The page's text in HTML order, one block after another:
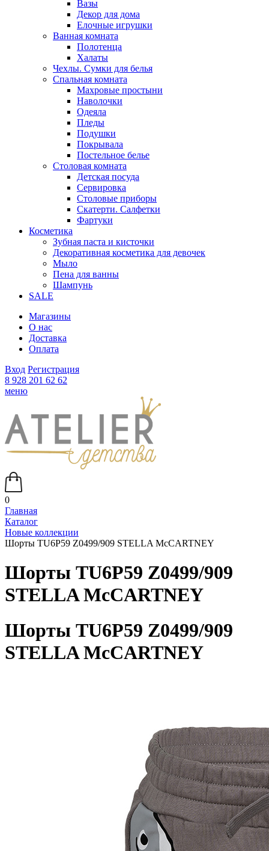
Вазы
Декор для дома
Елочные игрушки
Ванная комната
Полотенца
Халаты
Чехлы. Сумки для белья
Спальная комната
Махровые простыни
Наволочки
Одеяла
Пледы
Подушки
Покрывала
Постельное белье
Столовая комната
Детская посуда
Сервировка
Столовые приборы
Скатерти. Салфетки
Фартуки
Косметика
Зубная паста и кисточки
Декоративная косметика для девочек
Мыло
Пена для ванны
Шампунь
SALE
Магазины
О нас
Доставка
Оплата
Вход Регистрация
8 928 201 62 62
меню
0
Главная
Каталог
Новые коллекции
Шорты TU6P59 Z0499/909 STELLA McCARTNEY
Шорты TU6P59 Z0499/909
STELLA McCARTNEY
Шорты TU6P59 Z0499/909
STELLA McCARTNEY